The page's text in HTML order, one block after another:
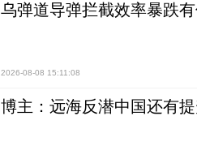
乌弹道导弹拦截效率暴跌
2026-08-08 15:11:08
博主：远海反潜中国还有